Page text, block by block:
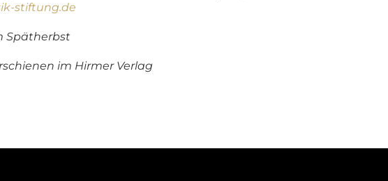
stiftung.de
Spätherbst
im Hirmer Verlag